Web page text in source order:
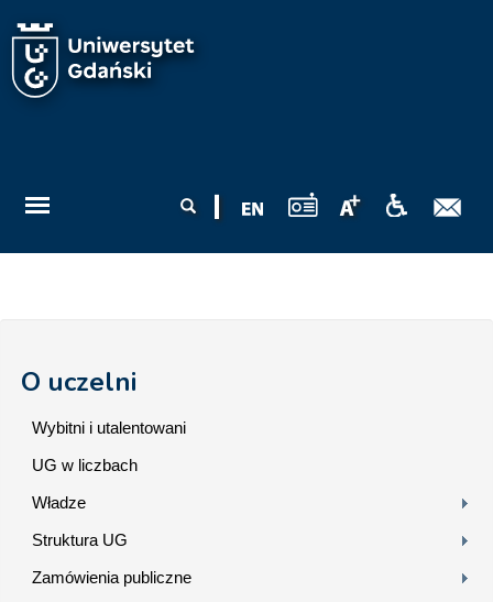
wyszukiwania
O uczelni
Wybitni i utalentowani
UG w liczbach
Władze
Struktura UG
Zamówienia publiczne